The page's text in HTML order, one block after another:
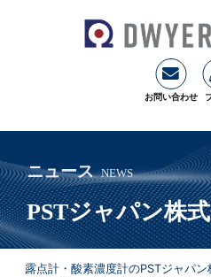
お問い合わせ
ニュース NEWS
PSTジャパン株
露点計・酸素濃度計のPSTジャパ